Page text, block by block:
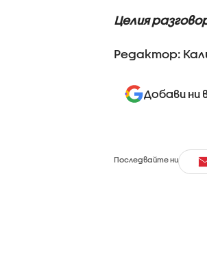
Целия
Редактор:
Добави ни
Последвайте ни